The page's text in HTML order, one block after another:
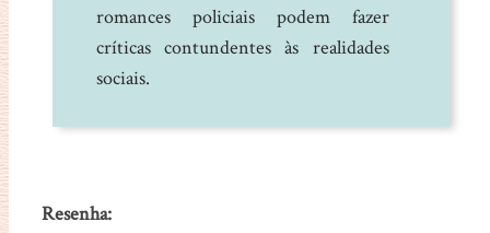
romances policiais podem fazer
críticas contundentes às realidades
sociais.
Resenha: